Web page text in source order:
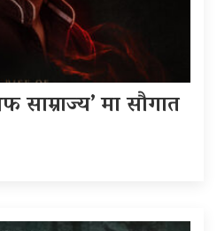
साम्राज्य’ मा सौगात